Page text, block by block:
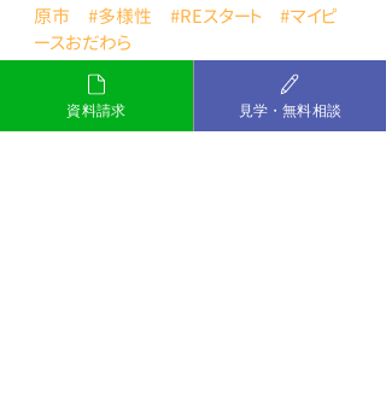
原市
#多様性 #REスタート
#マイピ
ースおだわら
#就労移行
#精神障害
障害者雇用
＃グレーゾーン
就職活動
資料請求 見学・無料相談